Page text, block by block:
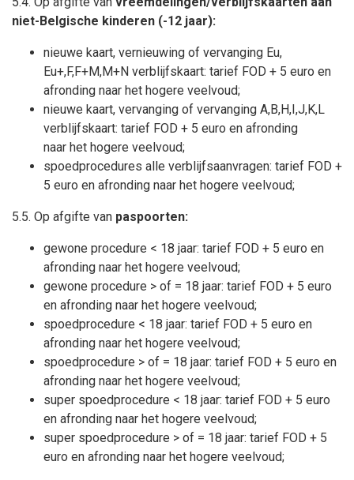
niet-Belgische kinderen (-12 jaar):
nieuwe kaart, vernieuwing of vervanging Eu,
Eu+,F,F+M,M+N verblijfskaart: tarief FOD + 5 euro en
afronding naar het hogere veelvoud;
nieuwe kaart, vervanging of vervanging A,B,H,I,J,K,L
verblijfskaart: tarief FOD + 5 euro en afronding
naar het hogere veelvoud;
spoedprocedures alle verblijfsaanvragen: tarief FOD +
5 euro en afronding naar het hogere veelvoud;
5.5. Op afgifte van paspoorten:
gewone procedure < 18 jaar: tarief FOD + 5 euro en
afronding naar het hogere veelvoud;
gewone procedure > of = 18 jaar: tarief FOD + 5 euro
en afronding naar het hogere veelvoud;
spoedprocedure < 18 jaar: tarief FOD + 5 euro en
afronding naar het hogere veelvoud;
spoedprocedure > of = 18 jaar: tarief FOD + 5 euro en
afronding naar het hogere veelvoud;
super spoedprocedure < 18 jaar: tarief FOD + 5 euro
en afronding naar het hogere veelvoud;
super spoedprocedure > of = 18 jaar: tarief FOD + 5
euro en afronding naar het hogere veelvoud;